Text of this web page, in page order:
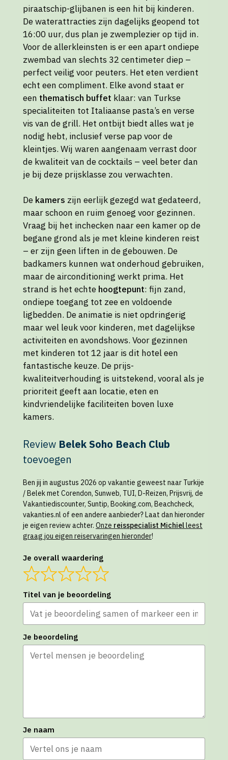
piraatschip-glijbanen is een hit bij kinderen.
De waterattracties zijn dagelijks geopend tot
16:00 uur, dus plan je zwemplezier op tijd in.
Voor de allerkleinsten is er een apart ondiepe
zwembad van slechts 32 centimeter diep –
perfect veilig voor peuters. Het eten verdient
echt een compliment. Elke avond staat er
een thematisch buffet klaar: van Turkse
specialiteiten tot Italiaanse pasta’s en verse
vis van de grill. Het ontbijt biedt alles wat je
nodig hebt, inclusief verse pap voor de
kleintjes. Wij waren aangenaam verrast door
de kwaliteit van de cocktails – veel beter dan
je bij deze prijsklasse zou verwachten.
De kamers zijn eerlijk gezegd wat gedateerd,
maar schoon en ruim genoeg voor gezinnen.
Vraag bij het inchecken naar een kamer op de
begane grond als je met kleine kinderen reist
– er zijn geen liften in de gebouwen. De
badkamers kunnen wat onderhoud gebruiken,
maar de airconditioning werkt prima. Het
strand is het echte hoogtepunt: fijn zand,
ondiepe toegang tot zee en voldoende
ligbedden. De animatie is niet opdringerig
maar wel leuk voor kinderen, met dagelijkse
activiteiten en avondshows. Voor gezinnen
met kinderen tot 12 jaar is dit hotel een
fantastische keuze. De prijs-
kwaliteitverhouding is uitstekend, vooral als je
prioriteit geeft aan locatie, eten en
kindvriendelijke faciliteiten boven luxe
kamers.
Review Belek Soho Beach Club
toevoegen
Ben jij in augustus 2026 op vakantie geweest naar Turkije
/ Belek met Corendon, Sunweb, TUI, D-Reizen, Prijsvrij, de
Vakantiediscounter, Suntip, Booking.com, Beachcheck,
vakanties.nl of een andere aanbieder? Laat dan hieronder
je eigen review achter. Onze reisspecialist Michielleest
graag jou eigen reiservaringen hieronder!
Je overall waardering
Titel van je beoordeling
Je beoordeling
Je naam